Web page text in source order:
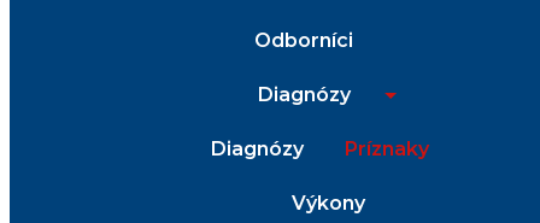
Odborníci
Diagnózy
Diagnózy Príznaky
Výkony